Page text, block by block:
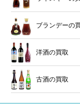
ブランデーの
洋酒の買取
古酒の買取